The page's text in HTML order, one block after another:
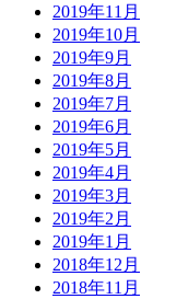
2019年11月
2019年10月
2019年9月
2019年8月
2019年7月
2019年6月
2019年5月
2019年4月
2019年3月
2019年2月
2019年1月
2018年12月
2018年11月